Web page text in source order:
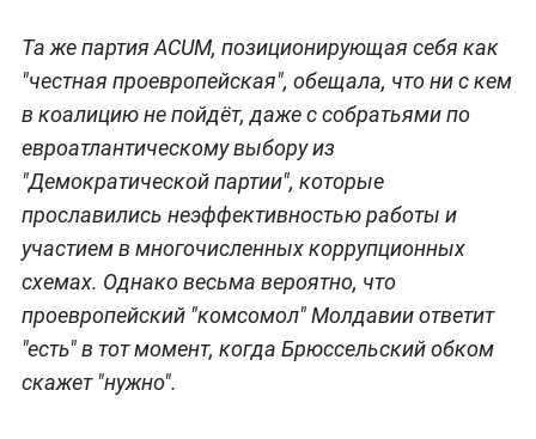
Та же партия ACUM, позиционирующая себя как
"честная проевропейская", обещала, что ни с кем
в коалицию не пойдёт, даже с собратьями по
евроатлантическому выбору из
"Демократической партии", которые
прославились неэффективностью работы и
участием в многочисленных коррупционных
схемах. Однако весьма вероятно, что
проевропейский "комсомол" Молдавии ответит
"есть" в тот момент, когда Брюссельский обком
скажет "нужно".